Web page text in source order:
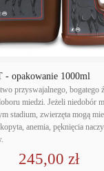
- opakowanie 1000ml
przyswajalnego, bogatego
miedzi. Jeżeli niedobór
stadium, zwierzęta mogą
anemia, pęknięcia
245,00 zł